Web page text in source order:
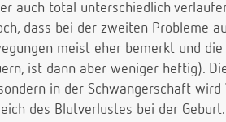
auch total unterschiedlich
dass bei der zweiten Probleme
meist eher bemerkt und
ist dann aber weniger heftig).
in der Schwangerschaft wird
des Blutverlustes bei der